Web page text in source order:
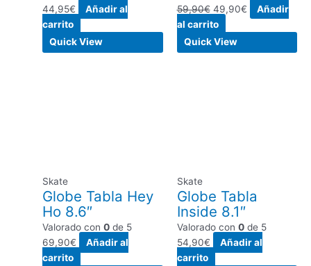
44,95€
Añadir al
carrito
Quick View
59,90€ 49,90€
Añadir
al carrito
Quick View
Skate
Globe Tabla Hey
Ho 8.6″
Valorado con0 de 5
69,90€
Añadir al
carrito
Skate
Globe Tabla
Inside 8.1″
Valorado con 0de 5
54,90€
Añadir al
carrito